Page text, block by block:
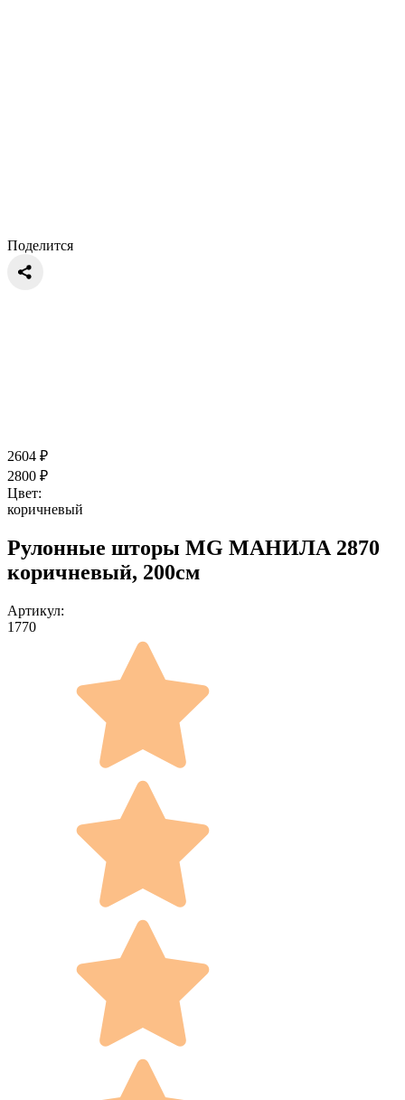
Поделится
2604 ₽
2800 ₽
Цвет:
коричневый
Рулонные шторы MG МАНИЛА 2870
коричневый, 200см
Артикул:
1770